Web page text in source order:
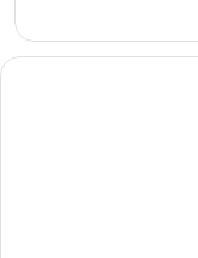
ago
-
9
semana,
14
Royal Rio Palace Hotel